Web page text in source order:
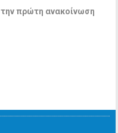
την πρώτη ανακοίνωση